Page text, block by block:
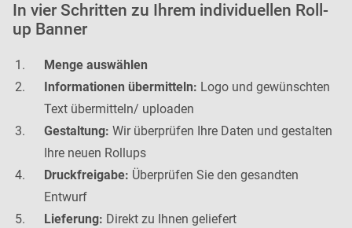
In vier Schritten zu Ihrem individuellen Roll-
up Banner
Menge auswählen
Informationen übermitteln: Logo und gewünschten
Text übermitteln/ uploaden
Gestaltung: Wir überprüfen Ihre Daten und gestalten
Ihre neuen Rollups
Druckfreigabe: Überprüfen Sie den gesandten
Entwurf
Lieferung: Direkt zu Ihnen geliefert